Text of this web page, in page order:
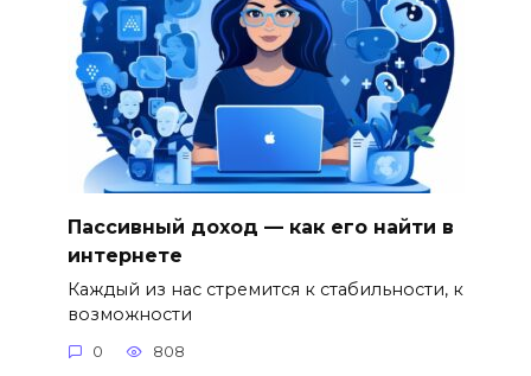
Пассивный доход — как его найти в
интернете
Каждый из нас стремится к стабильности, к
возможности
0 808